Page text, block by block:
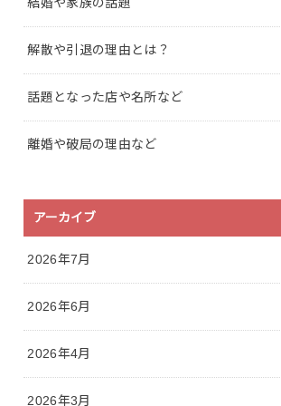
解散や引退の理由とは？
話題となった店や名所など
離婚や破局の理由など
アーカイブ
2026年7月
2026年6月
2026年4月
2026年3月